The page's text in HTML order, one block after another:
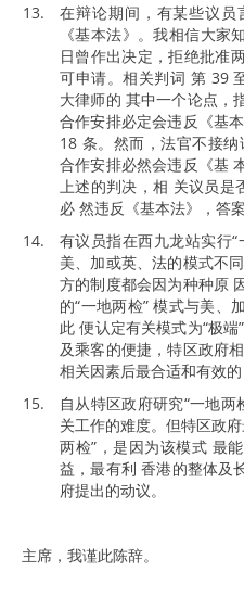
在辩论期间，有某些议员
《基本法》。我相信大
日曾作出决定，拒绝批准
可申请。相关判词 第 39
大律师的 其中一个论点，
合作安排必定会违反《基
18 条。然而，法官不接
合作安排必然会违反《基
上述的判决，相 关议员是
必 然违反《基本法》，答
有议员指在西九龙站实行“
美、加或英、法的模式不
方的制度都会因为种种原
的“一地两检” 模式与美、
此 便认定有关模式为“极
及乘客的便捷，特区政府
相关因素后最合适和有效的
自从特区政府研究“一地
关工作的难度。但特区政
两检”，是因为该模式 最
益，最有利 香港的整体及
府提出的动议。
主席，我谨此陈辞。